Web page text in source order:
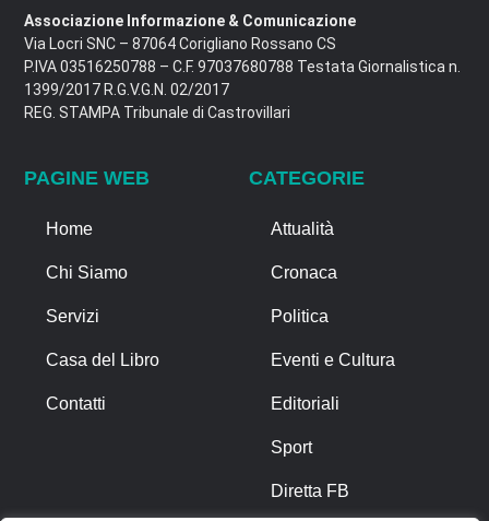
Associazione Informazione & Comunicazione
Via Locri SNC – 87064 Corigliano Rossano CS
P.IVA 03516250788 – C.F. 97037680788 Testata Giornalistica n.
1399/2017 R.G.V.G.N. 02/2017
REG. STAMPA Tribunale di Castrovillari
PAGINE WEB
Home
Chi Siamo
Servizi
Casa del Libro
Contatti
CATEGORIE
Attualità
Cronaca
Politica
Eventi e Cultura
Editoriali
Sport
Diretta FB